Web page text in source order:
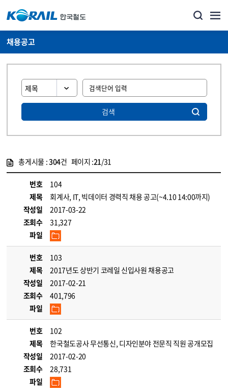
채용공고
검색
총게시물 :304건 페이지 :21/31
번호
104
제목
회계사, IT, 빅데이터 경력직 채용 공고(~4.10 14:00까지)
작성일
2017-03-22
조회수
31,327
파일
번호
103
제목
2017년도 상반기 코레일 신입사원 채용공고
작성일
2017-02-21
조회수
401,796
파일
번호
102
제목
한국철도공사 무선통신, 디자인분야 전문직 직원 공개모집
작성일
2017-02-20
조회수
28,731
파일